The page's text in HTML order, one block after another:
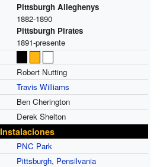
Pittsburgh Alleghenys
1882-1890
Pittsburgh Pirates
1891-presente
Robert Nutting
Travis Williams
Ben Cherington
Derek Shelton
Instalaciones
PNC Park
Pittsburgh, Pensilvania